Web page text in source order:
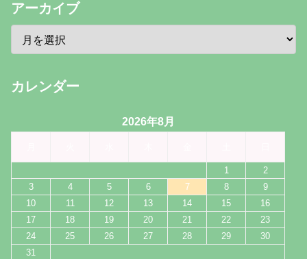
アーカイブ
カレンダー
2026年8月
1
2
3
4 5 6 7 8
9
10
11 12 13 14 15
16
17
18 19 20 21 22
23
24
25 26 27 28 29
30
31